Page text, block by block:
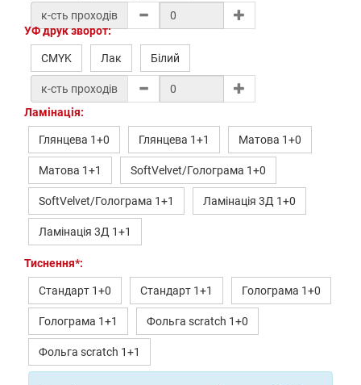
к-сть проходів
УФ друк зворот:
CMYK Лак Білий
к-сть проходів
Ламінація:
Глянцева 1+0 Глянцева 1+1 Матова 1+0
Матова 1+1 SoftVelvet/Голограма 1+0
SoftVelvet/Голограма 1+1 Ламінація 3Д 1+0
Ламінація 3Д 1+1
Тиснення*:
Стандарт 1+0 Стандарт 1+1 Голограма 1+0
Голограма 1+1 Фольга scratch 1+0
Фольга scratch 1+1